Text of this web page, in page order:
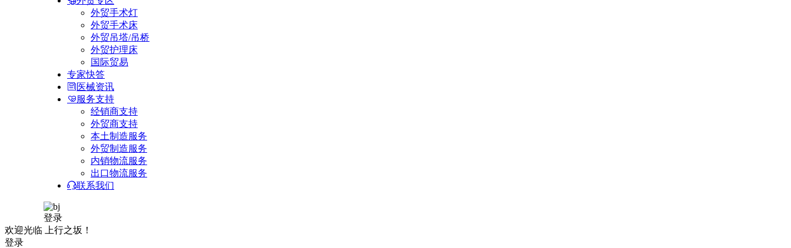
外贸手术灯
外贸手术床
外贸吊塔/吊桥
外贸护理床
国际贸易
专家快答
医械资讯
服务支持
经销商支持
外贸商支持
本土制造服务
外贸制造服务
内销物流服务
出口物流服务
联系我们
登录
欢迎光临 上行之坂！
登录